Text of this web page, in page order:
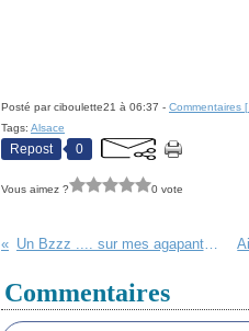
Posté par ciboulette21 à 06:37 - Commentaires [
Tags: Alsace
Repost 0
Vous aimez ? 0 vote
Un Bzzz .... sur mes agapanthes !
Commentaires